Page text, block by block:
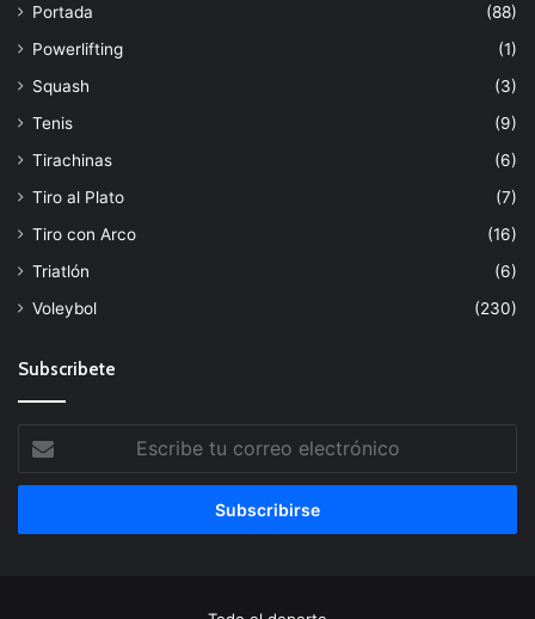
Portada
(88)
Powerlifting
(1)
Squash
(3)
Tenis
(9)
Tirachinas
(6)
Tiro al Plato
(7)
Tiro con Arco
(16)
Triatlón
(6)
Voleybol
(230)
Subscribete
tu
correo